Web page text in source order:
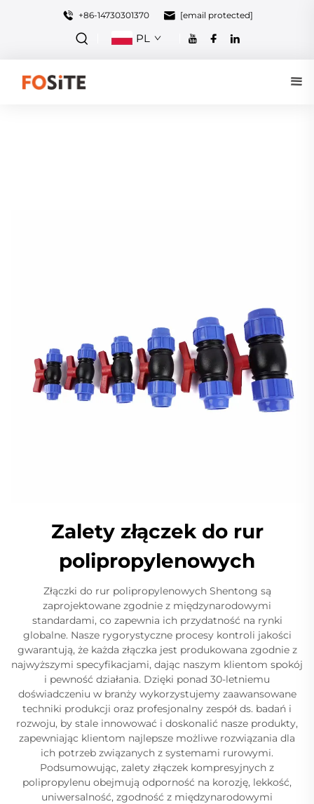
+86-14730301370 [email protected]
PL
Zalety złączek do rur
polipropylenowych
Złączki do rur polipropylenowych Shentong są
zaprojektowane zgodnie z międzynarodowymi
standardami, co zapewnia ich przydatność na rynki
globalne. Nasze rygorystyczne procesy kontroli jakości
gwarantują, że każda złączka jest produkowana zgodnie z
najwyższymi specyfikacjami, dając naszym klientom spokój
i pewność działania. Dzięki ponad 30-letniemu
doświadczeniu w branży wykorzystujemy zaawansowane
techniki produkcji oraz profesjonalny zespół ds. badań i
rozwoju, by stale innowować i doskonalić nasze produkty,
zapewniając klientom najlepsze możliwe rozwiązania dla
ich potrzeb związanych z systemami rurowymi.
Podsumowując, zalety złączek kompresyjnych z
polipropylenu obejmują odporność na korozję, lekkość,
uniwersalność, zgodność z międzynarodowymi